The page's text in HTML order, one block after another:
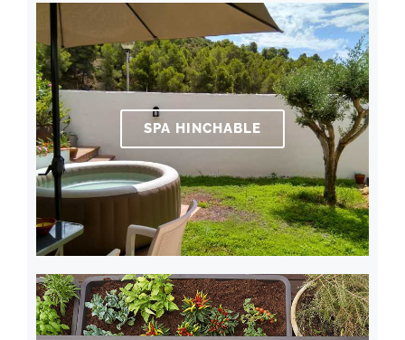
SPA HINCHABLE